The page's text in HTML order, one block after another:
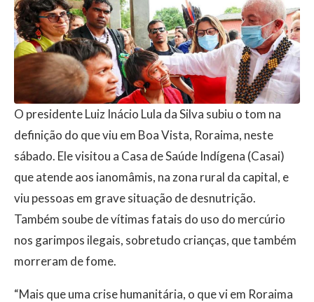
O presidente Luiz Inácio Lula da Silva subiu o tom na
definição do que viu em Boa Vista, Roraima, neste
sábado. Ele visitou a Casa de Saúde Indígena (Casai)
que atende aos ianomâmis, na zona rural da capital, e
viu pessoas em grave situação de desnutrição.
Também soube de vítimas fatais do uso do mercúrio
nos garimpos ilegais, sobretudo crianças, que também
morreram de fome.
“Mais que uma crise humanitária, o que vi em Roraima